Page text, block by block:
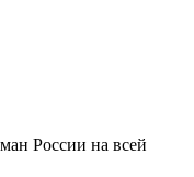
России на всей